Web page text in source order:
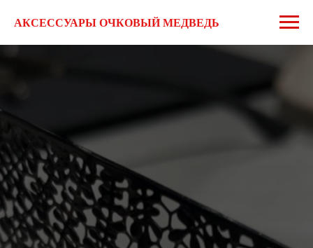
АКСЕССУАРЫ ОЧКОВЫЙ МЕДВЕДЬ